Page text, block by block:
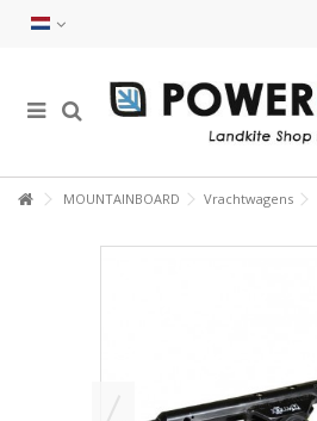
MOUNTAINBOARD Vrachtwagens